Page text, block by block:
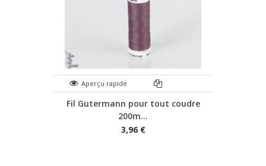
Aperçu rapide
Fil Gutermann pour tout coudre
200m...
3,96 €